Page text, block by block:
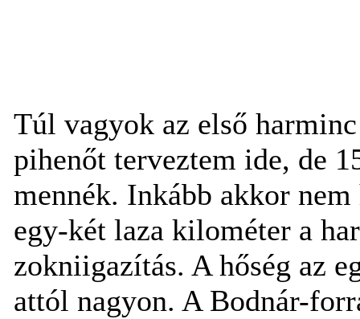
Túl vagyok az első
pihenőt terveztem ide, de
mennék. Inkább akkor
egy-két laza kilométer a
zokniigazítás. A hőség az
attól nagyon. A Bodnár-